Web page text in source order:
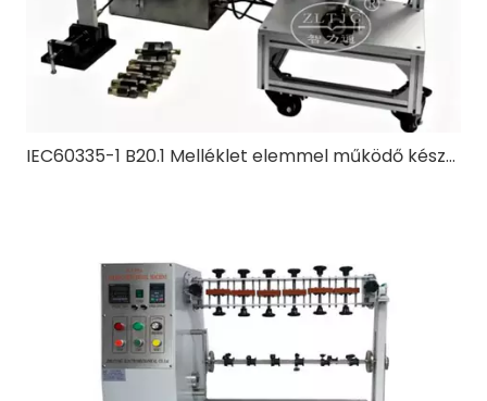
IEC60335-1 B20.1 Melléklet elemmel működő készülék nyomáspróbája